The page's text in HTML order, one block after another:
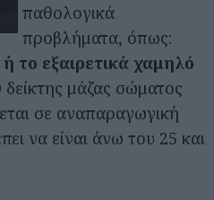
παθολογικά
προβλήματα, όπως:
το εξαιρετικά χαμηλό
δείκτης μάζας σώματος
σε αναπαραγωγική
να είναι άνω του 25 και